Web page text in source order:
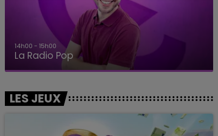
14h00 - 15h00
La Radio Pop
LES JEUX